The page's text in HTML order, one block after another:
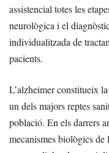
assistencial totes les
neurològica i el
individualitzada de
pacients.
L’alzheimer constitueix
un dels majors reptes
població. En els darrers
mecanismes biològics